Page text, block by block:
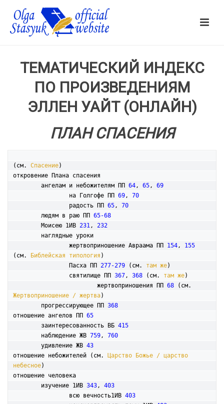
ТЕМАТИЧЕСКИЙ ИНДЕКС
ПО ПРОИЗВЕДЕНИЯМ
ЭЛЛЕН УАЙТ (ОНЛАЙН)
ПЛАН СПАСЕНИЯ
(см. Спасение)
откровение Плана спасения
	ангелам и небожителям ПП
64, 65, 69
		на Голгофе ПП
69, 70
		радость ПП
65, 70
	людям в раю ПП
65-68
	Моисею 1ИВ
231, 232
		жертвоприношение Авраама ПП
154, 155
(см.
Библейская типология )
		Пасха ПП
277-279 (см. там же)
		святилище ПП
367, 368 (см. там же)
			жертвоприношения ПП
68
Жертвоприношение / жертва)
	прогрессирующее ПП
368
отношение ангелов ПП 65
	заинтересованность ВБ
415
	наблюдение ЖВ
759, 760
	удивление ЖВ
43
отношение небожителей (см. Царство Божье / царство
небесное)
отношение человека
	изучение 1ИВ
343, 403
		всю вечность1ИВ
403